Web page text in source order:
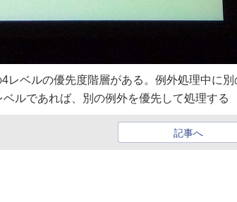
レベルの優先度階層がある。例外処理中に別
ルであれば、別の例外を優先して処理する
記事へ